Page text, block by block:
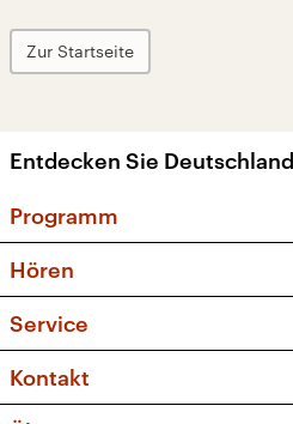
Zur Startseite
Entdecken Sie
Programm
Sendungen und
Musikliste
Kakadu – Das
Hören
Frequenzen (UKW +
Service
FAQ
Apps
Kontakt